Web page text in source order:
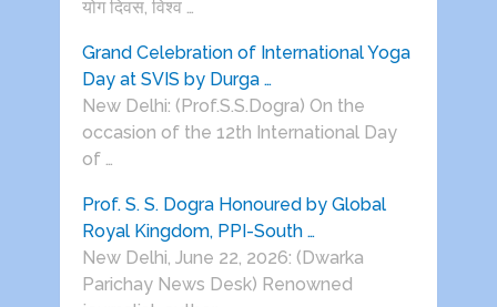
योग दिवस, विश्व …
Grand Celebration of International Yoga
Day at SVIS by Durga …
New Delhi: (Prof.S.S.Dogra) On the
occasion of the 12th International Day
of …
Prof. S. S. Dogra Honoured by Global
Royal Kingdom, PPI-South …
New Delhi, June 22, 2026: (Dwarka
Parichay News Desk) Renowned